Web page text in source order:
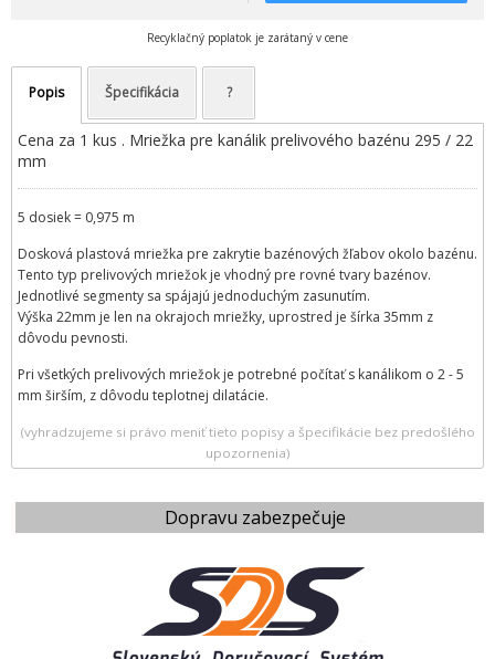
Dopravu zabezpečuje
Recyklačný poplatok je zarátaný v cene
Popis Špecifikácia ?
Cena za 1 kus . Mriežka pre kanálik prelivového bazénu 295 / 22
mm
5 dosiek = 0,975 m
Dosková plastová mriežka pre zakrytie bazénových žľabov okolo bazénu.
Tento typ prelivových mriežok je vhodný pre rovné tvary bazénov.
Jednotlivé segmenty sa spájajú jednoduchým zasunutím.
Výška 22mm je len na okrajoch mriežky, uprostred je šírka 35mm z
dôvodu pevnosti.
Pri všetkých prelivových mriežok je potrebné počítať s kanálikom o 2 - 5
mm širším, z dôvodu teplotnej dilatácie.
(vyhradzujeme si právo meniť tieto popisy a špecifikácie bez predošlého
upozornenia)